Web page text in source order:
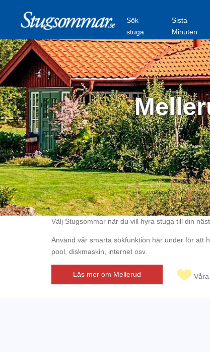
Sök
stuga
Sista
Minuten
Välj Stugsommar när du vill hyra stuga till din
Använd vår smarta sökfunktion här under för att
pool, diskmaskin, internet osv.
Läs mer om Mellerud